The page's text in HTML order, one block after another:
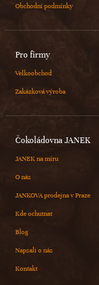
Obchodní podmínky
Pro firmy
Velkoobchod
Zakázková výroba
Čokoládovna JANEK
JANEK na míru
O nás
JANKOVA prodejna v Praze
Kde ochutnat
Blog
Napsali o nás
Kontakt